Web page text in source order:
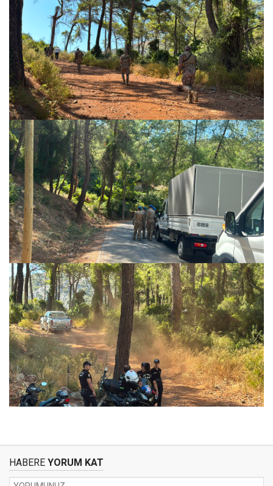
HABERE YORUM KAT